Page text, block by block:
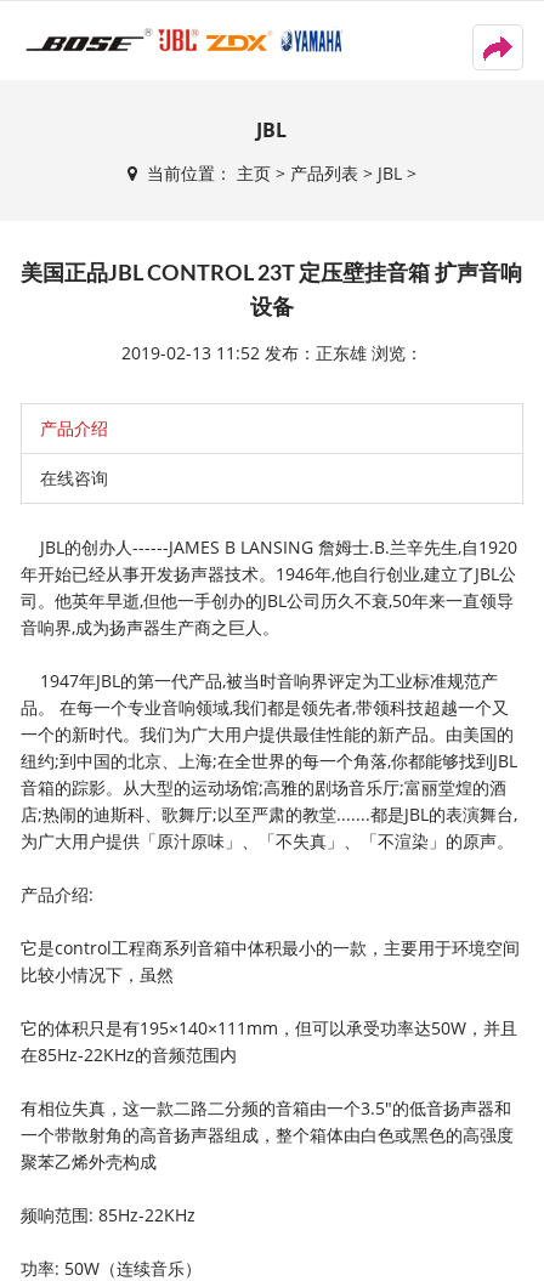
T
o
v
i
JBL
当前位置： 主页> 产品列表 > JBL>
美国正品JBL CONTROL 23T 定压壁挂音箱 扩声音响
设备
2019-02-13 11:52 发布：正东雄 浏览：
产品介绍
在线咨询
JBL的创办人------JAMES B LANSING 詹姆士.B.兰辛先生,自1920
年开始已经从事开发扬声器技术。1946年,他自行创业,建立了JBL公
司。他英年早逝,但他一手创办的JBL公司历久不衰,50年来一直领导
音响界,成为扬声器生产商之巨人。
1947年JBL的第一代产品,被当时音响界评定为工业标准规范产
品。 在每一个专业音响领域,我们都是领先者,带领科技超越一个又
一个的新时代。我们为广大用户提供最佳性能的新产品。由美国的
纽约;到中国的北京、上海;在全世界的每一个角落,你都能够找到JBL
音箱的踪影。从大型的运动场馆;高雅的剧场音乐厅;富丽堂煌的酒
店;热闹的迪斯科、歌舞厅;以至严肃的教堂.......都是JBL的表演舞台,
为广大用户提供「原汁原味」、「不失真」、「不渲染」的原声。
产品介绍:
它是control工程商系列音箱中体积最小的一款，主要用于环境空间
比较小情况下，虽然
它的体积只是有195×140×111mm，但可以承受功率达50W，并且
在85Hz-22KHz的音频范围内
有相位失真，这一款二路二分频的音箱由一个3.5″的低音扬声器和
一个带散射角的高音扬声器组成，整个箱体由白色或黑色的高强度
聚苯乙烯外壳构成
频响范围: 85Hz-22KHz
功率: 50W（连续音乐）